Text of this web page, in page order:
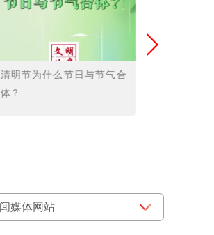
清明节为什么节日与节气合
体？